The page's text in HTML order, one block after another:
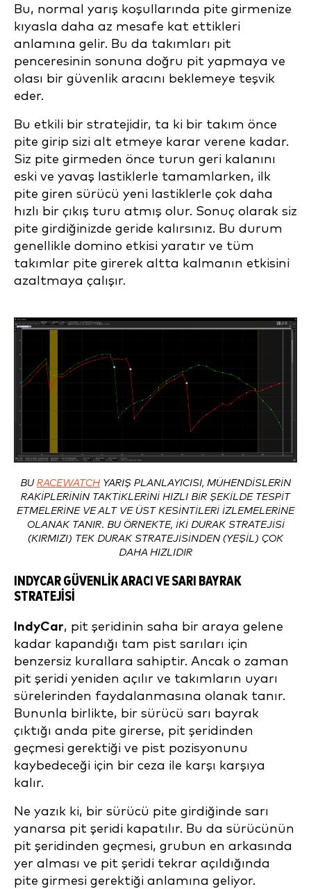
Bu, normal yarış koşullarında pite girmenize
kıyasla daha az mesafe kat ettikleri
anlamına gelir. Bu da takımları pit
penceresinin sonuna doğru pit yapmaya ve
olası bir güvenlik aracını beklemeye teşvik
eder.
Bu etkili bir stratejidir, ta ki bir takım önce
pite girip sizi alt etmeye karar verene kadar.
Siz pite girmeden önce turun geri kalanını
eski ve yavaş lastiklerle tamamlarken, ilk
pite giren sürücü yeni lastiklerle çok daha
hızlı bir çıkış turu atmış olur. Sonuç olarak siz
pite girdiğinizde geride kalırsınız. Bu durum
genellikle domino etkisi yaratır ve tüm
takımlar pite girerek altta kalmanın etkisini
azaltmaya çalışır.
BU RACEWATCH YARIŞ PLANLAYICISI, MÜHENDISLERIN
RAKIPLERININ TAKTIKLERINI HIZLI BIR ŞEKILDE TESPIT
ETMELERINE VE ALT VE ÜST KESINTILERI IZLEMELERINE
OLANAK TANIR. BU ÖRNEKTE, IKI DURAK STRATEJISI
(KIRMIZI) TEK DURAK STRATEJISINDEN (YEŞIL) ÇOK
DAHA HIZLIDIR
INDYCAR GÜVENLIK ARACI VE SARI BAYRAK
STRATEJISI
IndyCar, pit şeridinin saha bir araya gelene
kadar kapandığı tam pist sarıları için
benzersiz kurallara sahiptir. Ancak o zaman
pit şeridi yeniden açılır ve takımların uyarı
sürelerinden faydalanmasına olanak tanır.
Bununla birlikte, bir sürücü sarı bayrak
çıktığı anda pite girerse, pit şeridinden
geçmesi gerektiği ve pist pozisyonunu
kaybedeceği için bir ceza ile karşı karşıya
kalır.
Ne yazık ki, bir sürücü pite girdiğinde sarı
yanarsa pit şeridi kapatılır. Bu da sürücünün
pit şeridinden geçmesi, grubun en arkasında
yer alması ve pit şeridi tekrar açıldığında
pite girmesi gerektiği anlamına geliyor.